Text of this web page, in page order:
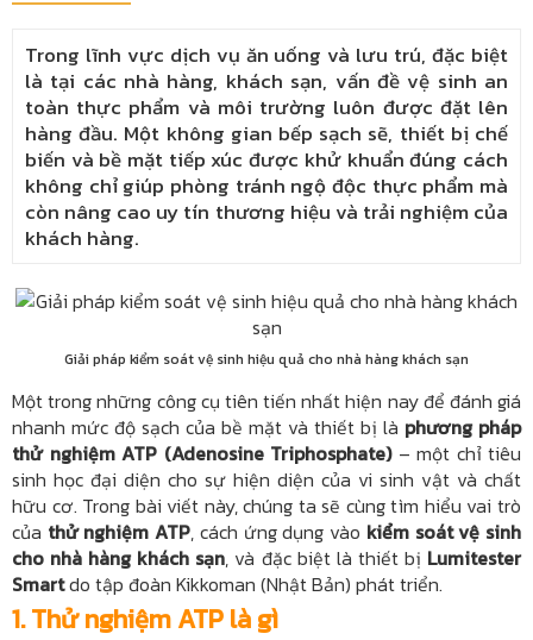
Trong lĩnh vực dịch vụ ăn uống và lưu trú, đặc biệt
là tại các nhà hàng, khách sạn, vấn đề vệ sinh an
toàn thực phẩm và môi trường luôn được đặt lên
hàng đầu. Một không gian bếp sạch sẽ, thiết bị chế
biến và bề mặt tiếp xúc được khử khuẩn đúng cách
không chỉ giúp phòng tránh ngộ độc thực phẩm mà
còn nâng cao uy tín thương hiệu và trải nghiệm của
khách hàng.
Giải pháp kiểm soát vệ sinh hiệu quả cho nhà hàng khách sạn
Một trong những công cụ tiên tiến nhất hiện nay để đánh giá
nhanh mức độ sạch của bề mặt và thiết bị là phương pháp
thử nghiệm ATP (Adenosine Triphosphate)– một chỉ tiêu
sinh học đại diện cho sự hiện diện của vi sinh vật và chất
hữu cơ. Trong bài viết này, chúng ta sẽ cùng tìm hiểu vai trò
của thử nghiệm ATP, cách ứng dụng vào kiểm soát vệ sinh
cho nhà hàng khách sạn, và đặc biệt là thiết bị Lumitester
Smartdo tập đoàn Kikkoman (Nhật Bản) phát triển.
1. Thử nghiệm ATP là gì